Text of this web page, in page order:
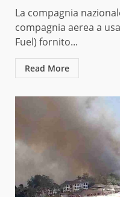
La compagnia
compagnia aerea a
Fuel) fornito...
Read More